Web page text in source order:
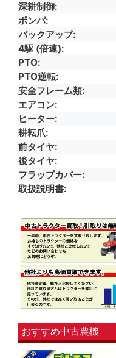
深耕制御
ポンパ
バックアップ
4駆 (倍速)
PTO
PTO逆転
安全フレーム類
エアコン
ヒーター
耕耘爪
前タイヤ
後タイヤ
フラップカバー
取扱説明書
おすすめ中古農機